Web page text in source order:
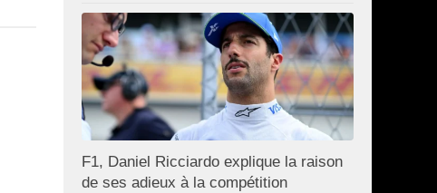
F1, Daniel Ricciardo explique la raison
de ses adieux à la compétition